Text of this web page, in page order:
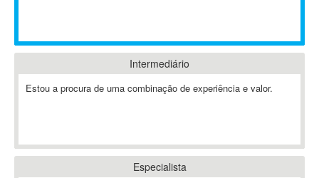
ABAP
Abaqus
ABBYY FineReader
Ableton
Intermediário
Estou a procura de uma combinação de experiência e valor.
Especialista